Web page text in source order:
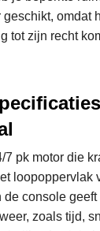
omdat
tot zijn recht
7 pk motor die
loopoppervlak
de console
zoals tijd,